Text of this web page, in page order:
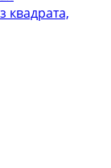
квадрата,